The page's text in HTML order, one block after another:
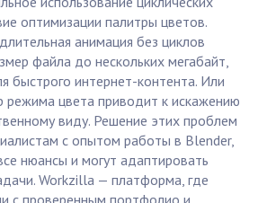
оптимизации палитры цветов.
анимация без циклов
файла до нескольких мегабайт,
быстрого интернет-контента. Или
режима цвета приводит к искажению
виду. Решение этих проблем
с опытом работы в Blender,
нюансы и могут адаптировать
Workzilla — платформа, где